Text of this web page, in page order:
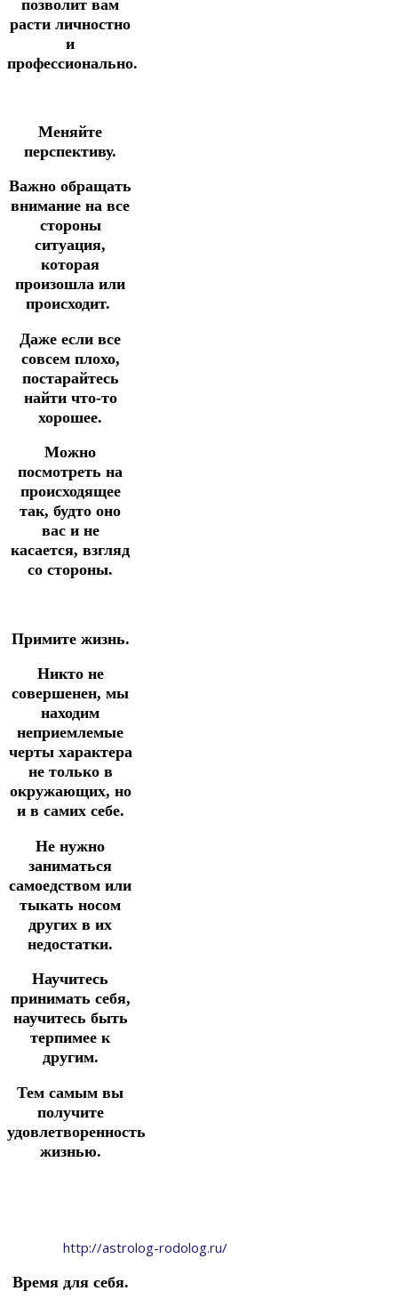
позволит вам
расти личностно
и
профессионально.
Меняйте
перспективу.
Важно обращать
внимание на все
стороны
ситуация,
которая
произошла или
происходит.
Даже если все
совсем плохо,
постарайтесь
найти что-то
хорошее.
Можно
посмотреть на
происходящее
так, будто оно
вас и не
касается, взгляд
со стороны.
Примите жизнь.
Никто не
совершенен, мы
находим
неприемлемые
черты характера
не только в
окружающих, но
и в самих себе.
Не нужно
заниматься
самоедством или
тыкать носом
других в их
недостатки.
Научитесь
принимать себя,
научитесь быть
терпимее к
другим.
Тем самым вы
получите
удовлетворенность
жизнью.
http://astrolog-rodolog.ru/
Время для себя.